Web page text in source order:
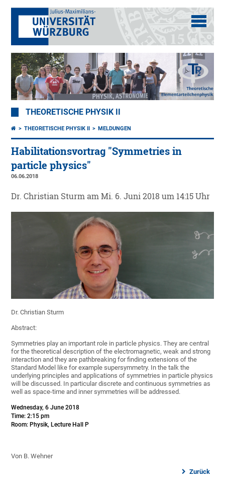
THEORETISCHE PHYSIK II
THEORETISCHE PHYSIK II MELDUNGEN
Habilitationsvortrag "Symmetries in
particle physics"
06.06.2018
Dr. Christian Sturm am Mi. 6. Juni 2018 um 14:15 Uhr
Dr. Christian Sturm
Abstract:
Symmetries play an important role in particle physics. They are central
for the theoretical description of the electromagnetic, weak and strong
interaction and they are pathbreaking for finding extensions of the
Standard Model like for example supersymmetry. In the talk the
underlying principles and applications of symmetries in particle physics
will be discussed. In particular discrete and continuous symmetries as
well as space-time and inner symmetries will be addressed.
Wednesday, 6 June 2018
Time: 2:15 pm
Room: Physik, Lecture Hall P
Von B. Wehner
Zurück